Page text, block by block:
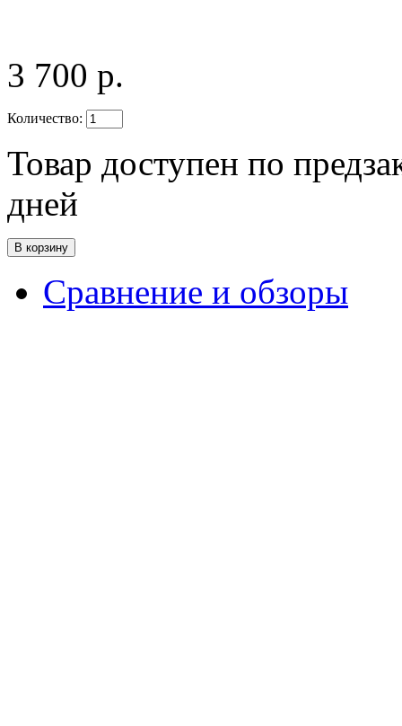
3 700 р.
Количество:
Товар доступен по
дней
Сравнение и обзоры